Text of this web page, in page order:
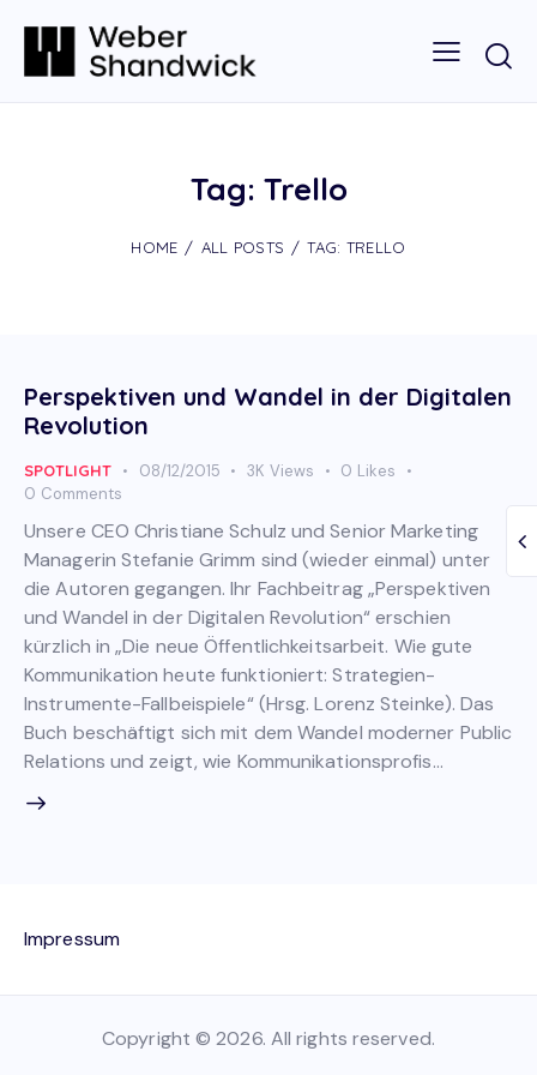
Tag: Trello
HOME ALL POSTS TAG: TRELLO
Perspektiven und Wandel in der Digitalen
Revolution
SPOTLIGHT 08/12/2015 3K Views 0 Likes
0 Comments
Unsere CEO Christiane Schulz und Senior Marketing
Managerin Stefanie Grimm sind (wieder einmal) unter
die Autoren gegangen. Ihr Fachbeitrag „Perspektiven
und Wandel in der Digitalen Revolution“ erschien
kürzlich in „Die neue Öffentlichkeitsarbeit. Wie gute
Kommunikation heute funktioniert: Strategien-
Instrumente-Fallbeispiele“ (Hrsg. Lorenz Steinke). Das
Buch beschäftigt sich mit dem Wandel moderner Public
Relations und zeigt, wie Kommunikationsprofis…
Impressum
Copyright © 2026. All rights reserved.